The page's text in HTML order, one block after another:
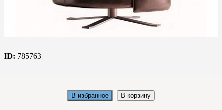
ID: 785763
В избранное В корзину